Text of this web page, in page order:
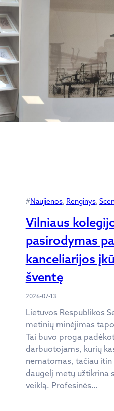
#Naujienos, Renginys,
Vilniaus
pasirodymas
kanceliarijos
šventę
2026-07-13
Lietuvos Respublikos
metinių minėjimas
Tai buvo proga
darbuotojams, kurių
nematomas, tačiau
daugelį metų užtikrina
veiklą. Profesinės…